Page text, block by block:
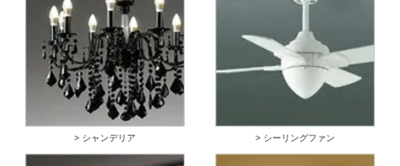
> シャンデリア > シーリングファン